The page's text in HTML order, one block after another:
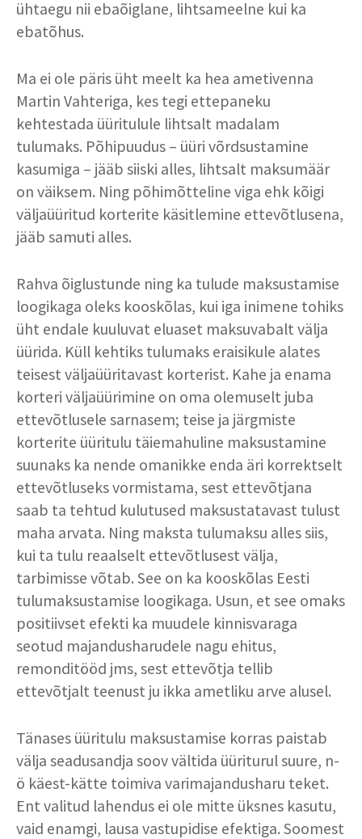
ühtaegu nii ebaõiglane, lihtsameelne kui ka
ebatõhus.
Ma ei ole päris üht meelt ka hea ametivenna
Martin Vahteriga, kes tegi ettepaneku
kehtestada üüritulule lihtsalt madalam
tulumaks. Põhipuudus – üüri võrdsustamine
kasumiga – jääb siiski alles, lihtsalt maksumäär
on väiksem. Ning põhimõtteline viga ehk kõigi
väljaüüritud korterite käsitlemine ettevõtlusena,
jääb samuti alles.
Rahva õiglustunde ning ka tulude maksustamise
loogikaga oleks kooskõlas, kui iga inimene tohiks
üht endale kuuluvat eluaset maksuvabalt välja
üürida. Küll kehtiks tulumaks eraisikule alates
teisest väljaüüritavast korterist. Kahe ja enama
korteri väljaüürimine on oma olemuselt juba
ettevõtlusele sarnasem; teise ja järgmiste
korterite üüritulu täiemahuline maksustamine
suunaks ka nende omanikke enda äri korrektselt
ettevõtluseks vormistama, sest ettevõtjana
saab ta tehtud kulutused maksustatavast tulust
maha arvata. Ning maksta tulumaksu alles siis,
kui ta tulu reaalselt ettevõtlusest välja,
tarbimisse võtab. See on ka kooskõlas Eesti
tulumaksustamise loogikaga. Usun, et see omaks
positiivset efekti ka muudele kinnisvaraga
seotud majandusharudele nagu ehitus,
remonditööd jms, sest ettevõtja tellib
ettevõtjalt teenust ju ikka ametliku arve alusel.
Tänases üüritulu maksustamise korras paistab
välja seadusandja soov vältida üüriturul suure, n-
ö käest-kätte toimiva varimajandusharu teket.
Ent valitud lahendus ei ole mitte üksnes kasutu,
vaid enamgi, lausa vastupidise efektiga. Soomest